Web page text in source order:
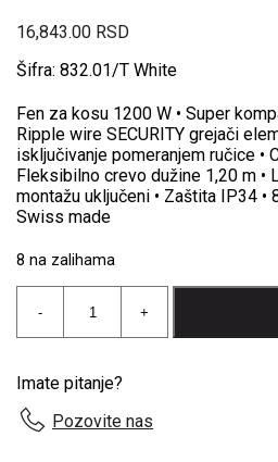
16,843.00 RSD
Šifra: 832.01/T White
Fen za kosu 1200 W • Super
Ripple wire SECURITY grejači
isključivanje pomeranjem ručice •
Fleksibilno crevo dužine 1,20 m •
montažu uključeni • Zaštita IP34 •
Swiss made
8 na zalihama
-
Hotello
1200
za
kosu
količina
+
Imate pitanje?
Pozovite nas